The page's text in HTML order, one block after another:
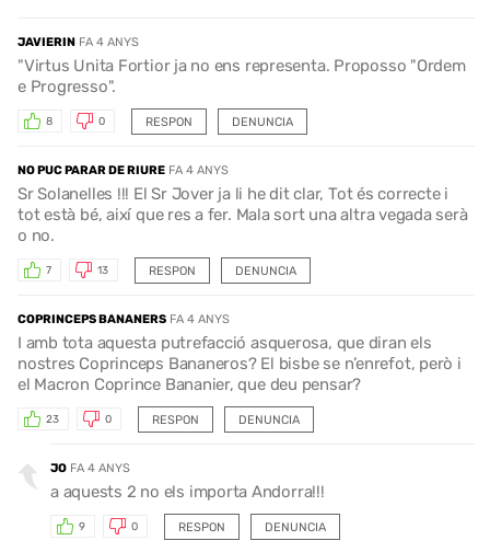
JAVIERIN FA 4 ANYS
"Virtus Unita Fortior ja no ens representa. Proposso "Ordem
e Progresso".
RESPON
8 0 DENUNCIA
NO PUC PARAR DE RIURE FA 4 ANYS
Sr Solanelles !!! El Sr Jover ja li he dit clar, Tot és correcte i
tot està bé, així que res a fer. Mala sort una altra vegada serà
o no.
RESPON
7 13 DENUNCIA
COPRINCEPS BANANERS FA 4 ANYS
I amb tota aquesta putrefacció asquerosa, que diran els
nostres Coprinceps Bananeros? El bisbe se n’enrefot, però i
el Macron Coprince Bananier, que deu pensar?
RESPON
23 0 DENUNCIA
JO FA 4 ANYS
a aquests 2 no els importa Andorra!!!
RESPON
9 0 DENUNCIA